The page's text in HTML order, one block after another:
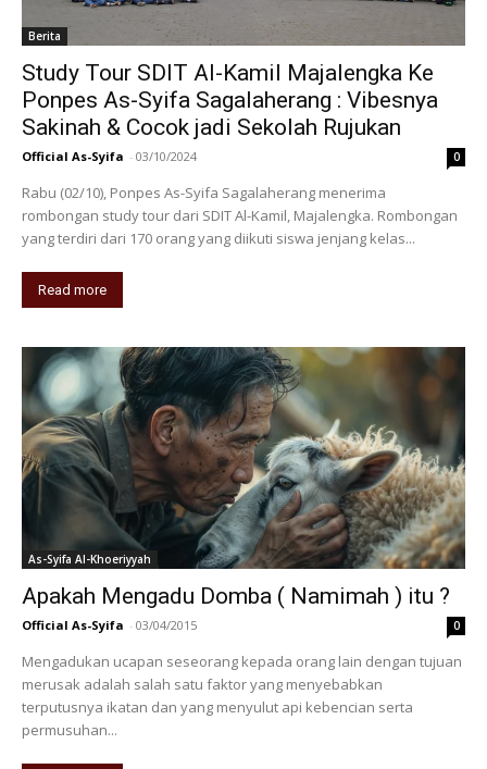
Berita
Study Tour SDIT Al-Kamil Majalengka Ke
Ponpes As-Syifa Sagalaherang : Vibesnya
Sakinah & Cocok jadi Sekolah Rujukan
Official As-Syifa - 03/10/2024 0
Rabu (02/10), Ponpes As-Syifa Sagalaherang menerima
rombongan study tour dari SDIT Al-Kamil, Majalengka. Rombongan
yang terdiri dari 170 orang yang diikuti siswa jenjang kelas...
Read more
As-Syifa Al-Khoeriyyah
Apakah Mengadu Domba ( Namimah ) itu ?
Official As-Syifa - 03/04/2015 0
Mengadukan ucapan seseorang kepada orang lain dengan tujuan
merusak adalah salah satu faktor yang menyebabkan
terputusnya ikatan dan yang menyulut api kebencian serta
permusuhan...